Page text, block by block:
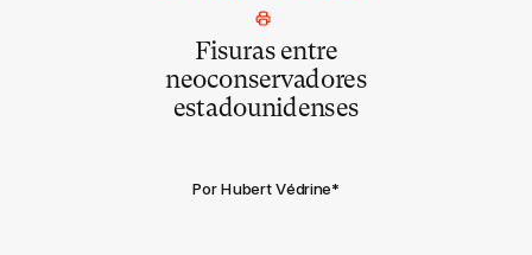
Fisuras entre
neoconservadores
estadounidenses
Por Hubert Védrine*